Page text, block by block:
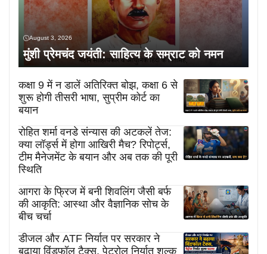
August 3, 2026
मुंशी प्रेमचंद जयंती: साहित्य के सम्राट को नमन
कक्षा 9 में न डालें अतिरिक्त बोझ, कक्षा 6 से
शुरू होगी तीसरी भाषा, सुप्रीम कोर्ट का
बयान
रोहित शर्मा वनडे संन्यास की अटकलें तेज:
क्या लॉर्ड्स में होगा आखिरी मैच? रिपोर्ट्स,
टीम मैनेजमेंट के बयान और अब तक की पूरी
स्थिति
आगरा के फ्रिज में बनी शिवलिंग जैसी बर्फ
की आकृति: आस्था और वैज्ञानिक सोच के
बीच चर्चा
डीजल और ATF निर्यात पर सरकार ने
बढ़ाया विंडफॉल टैक्स, पेट्रोल निर्यात शुल्क